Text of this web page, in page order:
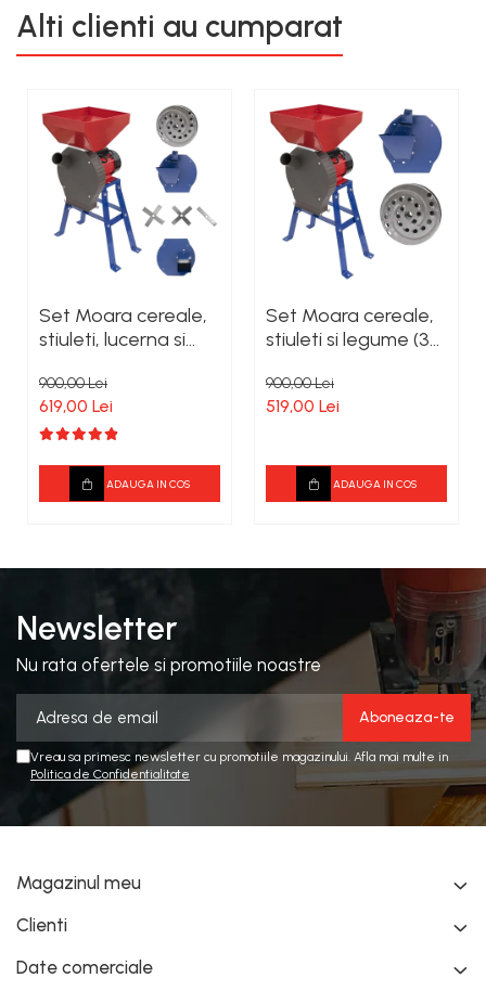
Alti clienti au cumparat
Set Moara cereale,
stiuleti, lucerna si
Heber®, 3.8KW,
300Kg/Ora, cu
ciocanele +
suport
900,00 Lei
619,00 Lei
ADAUGA IN COS
Set Moara cereale,
stiuleti si legume (3
300Kg/Ora, + suport
din metal
900,00 Lei
519,00 Lei
ADAUGA IN COS
Newsletter
Nu rata ofertele si promotiile noastre
Vreau sa primesc newsletter cu promotiile magazinului. Afla mai multe in
Politica de Confidentialitate
Magazinul meu
Clienti
Date comerciale